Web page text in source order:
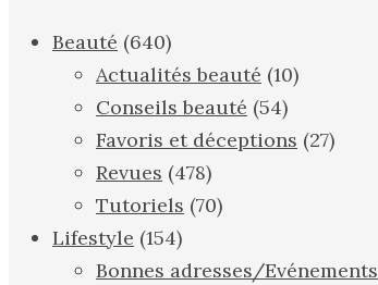
Beauté (640)
Actualités beauté (10)
Conseils beauté (54)
Favoris et déceptions (27)
Revues (478)
Tutoriels (70)
Lifestyle (154)
Bonnes adresses/Evénements